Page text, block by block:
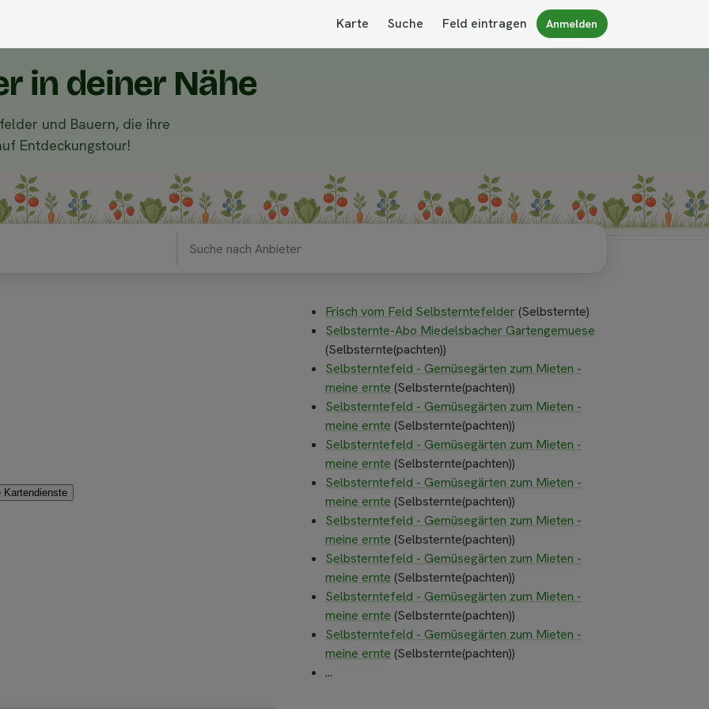
Karte Suche Feld eintragen Anmelden
in deiner Nähe
und Bauern, die ihre
Entdeckungstour!
Kartendienste
Frisch vom Feld Selbsterntefelder(Selbsternte)
Selbsternte-Abo Miedelsbacher Gartengemuese
(Selbsternte(pachten))
Selbsterntefeld - Gemüsegärten zum Mieten -
meine ernte (Selbsternte(pachten))
Selbsterntefeld - Gemüsegärten zum Mieten -
meine ernte (Selbsternte(pachten))
Selbsterntefeld - Gemüsegärten zum Mieten -
meine ernte (Selbsternte(pachten))
Selbsterntefeld - Gemüsegärten zum Mieten -
meine ernte (Selbsternte(pachten))
Selbsterntefeld - Gemüsegärten zum Mieten -
meine ernte (Selbsternte(pachten))
Selbsterntefeld - Gemüsegärten zum Mieten -
meine ernte (Selbsternte(pachten))
Selbsterntefeld - Gemüsegärten zum Mieten -
meine ernte (Selbsternte(pachten))
Selbsterntefeld - Gemüsegärten zum Mieten -
meine ernte (Selbsternte(pachten))
...